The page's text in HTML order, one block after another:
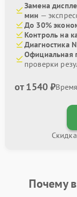
Замена
мин —
До 30%
Контроль на
Диагностика
Официальная
проверки
от 1540 ₽
Почему